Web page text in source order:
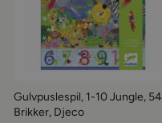
Gulvpuslespil, 1-10 Jungle, 54
Brikker, Djeco